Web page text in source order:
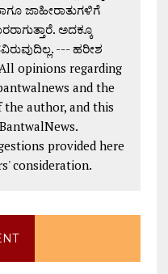
ಜಾಹೀರಾತುಗಳಿಗೆ
ಅದಕ್ಕೂ
--- ಹರೀಶ
opinions regarding
and the
author, and this
provided here
consideration.